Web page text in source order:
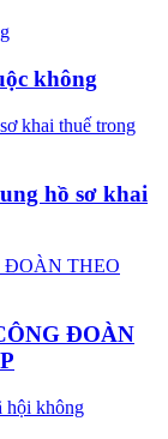
không
hồ sơ khai
ĐOÀN